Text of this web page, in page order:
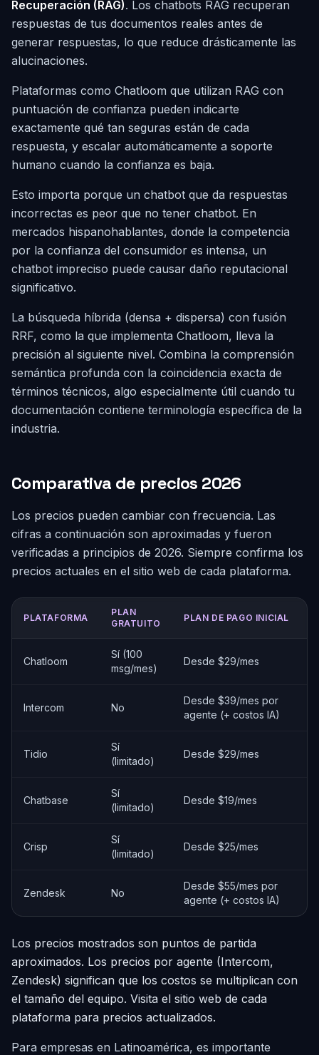
Recuperación (RAG). Los chatbots RAG recuperan
respuestas de tus documentos reales antes de
generar respuestas, lo que reduce drásticamente las
alucinaciones.
Plataformas como Chatloom que utilizan RAG con
puntuación de confianza pueden indicarte
exactamente qué tan seguras están de cada
respuesta, y escalar automáticamente a soporte
humano cuando la confianza es baja.
Esto importa porque un chatbot que da respuestas
incorrectas es peor que no tener chatbot. En
mercados hispanohablantes, donde la competencia
por la confianza del consumidor es intensa, un
chatbot impreciso puede causar daño reputacional
significativo.
La búsqueda híbrida (densa + dispersa) con fusión
RRF, como la que implementa Chatloom, lleva la
precisión al siguiente nivel. Combina la comprensión
semántica profunda con la coincidencia exacta de
términos técnicos, algo especialmente útil cuando tu
documentación contiene terminología específica de la
industria.
Comparativa de precios 2026
Los precios pueden cambiar con frecuencia. Las
cifras a continuación son aproximadas y fueron
verificadas a principios de 2026. Siempre confirma los
precios actuales en el sitio web de cada plataforma.
PLATAFORMA
PLAN
GRATUITO
PLAN DE PAGO INICIAL
Chatloom
Sí (100
msg/mes)
Desde $29/mes
Intercom No
Desde $39/mes por
agente (+ costos IA)
Tidio
Sí
(limitado)
Desde $29/mes
Chatbase
Sí
(limitado)
Desde $19/mes
Crisp
Sí
(limitado)
Desde $25/mes
Zendesk No
Desde $55/mes por
agente (+ costos IA)
Los precios mostrados son puntos de partida
aproximados. Los precios por agente (Intercom,
Zendesk) significan que los costos se multiplican con
el tamaño del equipo. Visita el sitio web de cada
plataforma para precios actualizados.
Para empresas en Latinoamérica, es importante